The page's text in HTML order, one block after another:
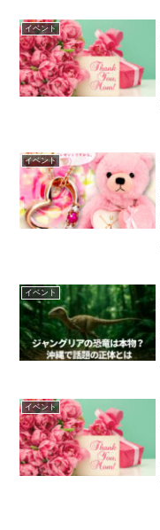
イベント
イベント
イベント
イベント